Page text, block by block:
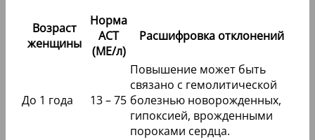
Возраст
женщины
Норма
АСТ
(МЕ/л)
Расшифровка отклонений
До 1 года 13 – 75
Повышение может быть
связано с гемолитической
болезнью новорожденных,
гипоксией, врожденными
пороками сердца.